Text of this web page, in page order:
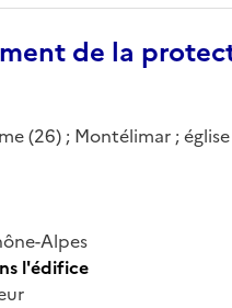
de la
(26) ; Montélimar ;
Alpes
l'édifice